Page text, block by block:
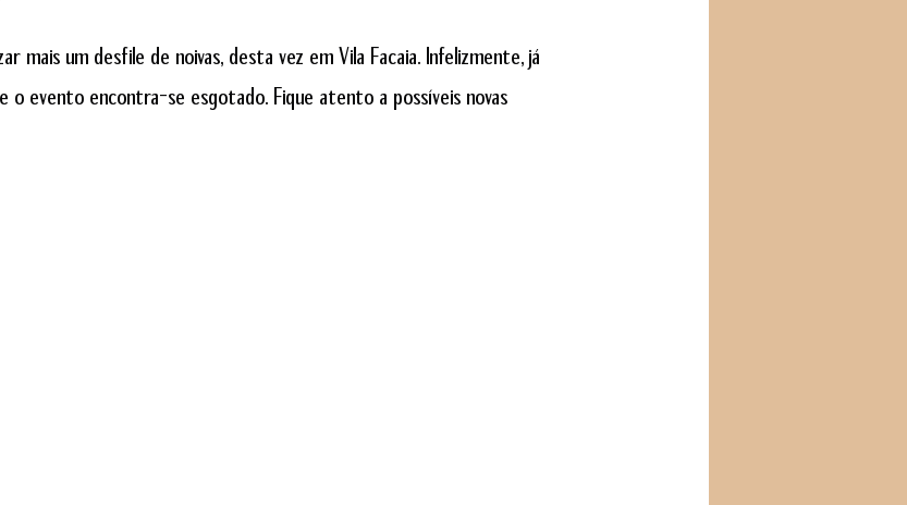
Exposições
Festivais
mais um desfile de noivas, desta vez em Vila Facaia. Infelizmente, já
o evento encontra-se esgotado. Fique atento a possíveis novas